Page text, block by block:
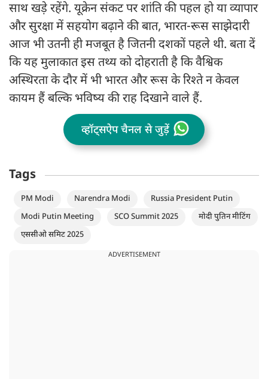
साथ खड़े रहेंगे. यूक्रेन संकट पर शांति की पहल हो या व्यापार
और सुरक्षा में सहयोग बढ़ाने की बात, भारत-रूस साझेदारी
आज भी उतनी ही मजबूत है जितनी दशकों पहले थी. बता दें
कि यह मुलाकात इस तथ्य को दोहराती है कि वैश्विक
अस्थिरता के दौर में भी भारत और रूस के रिश्ते न केवल
कायम हैं बल्कि भविष्य की राह दिखाने वाले हैं.
व्हॉट्सऐप चैनल से जुड़ें
Tags
PM Modi Narendra Modi
Russia President Putin
Modi Putin Meeting
SCO Summit 2025
मोदी पुतिन मीटिंग
एससीओ समिट 2025
ADVERTISEMENT